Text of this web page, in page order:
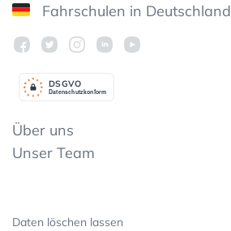
Fahrschulen in Deutschland
Datenschutzkonform
DSGVO
Über uns
Unser Team
Daten löschen lassen